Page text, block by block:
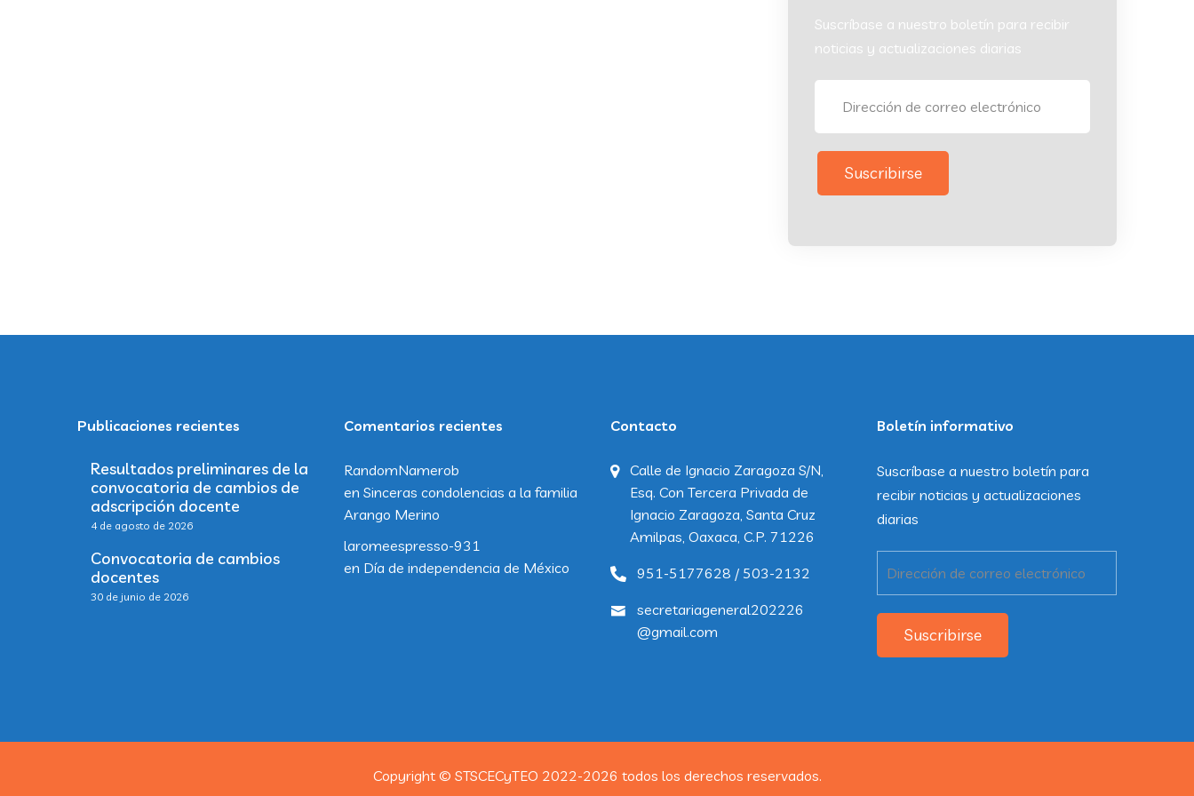
Suscríbase a nuestro boletín para recibir
noticias y actualizaciones diarias
Suscribirse
Publicaciones recientes
Resultados preliminares de la
convocatoria de cambios de
adscripción docente
4 de agosto de 2026
Convocatoria de cambios
docentes
30 de junio de 2026
Comentarios recientes
RandomNamerob
en Sinceras condolencias a la familia
Arango Merino
laromeespresso-931
en Día de independencia de México
Contacto
Calle de Ignacio Zaragoza S/N,
Esq. Con Tercera Privada de
Ignacio Zaragoza, Santa Cruz
Amilpas, Oaxaca, C.P. 71226
951-5177628 / 503-2132
secretariageneral202226
@gmail.com
Boletín informativo
Suscríbase a nuestro boletín para
recibir noticias y actualizaciones
diarias
Suscribirse
Copyright © STSCECyTEO 2022-2026 todos los derechos reservados.